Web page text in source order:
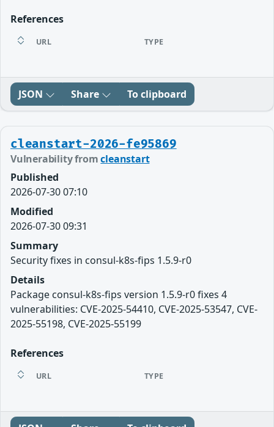
References
URL TYPE
JSON Share To clipboard
cleanstart-2026-fe95869
Vulnerability fromcleanstart
Published
2026-07-30 07:10
Modified
2026-07-30 09:31
Summary
Security fixes in consul-k8s-fips 1.5.9-r0
Details
Package consul-k8s-fips version 1.5.9-r0 fixes 4
vulnerabilities: CVE-2025-54410, CVE-2025-53547, CVE-
2025-55198, CVE-2025-55199
References
URL TYPE